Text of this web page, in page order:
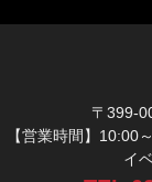
〒399-
【営業時間】
イ